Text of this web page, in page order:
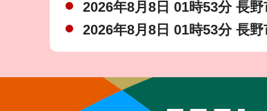
2026年8月8日 01時53分 長
2026年8月8日 01時53分 長